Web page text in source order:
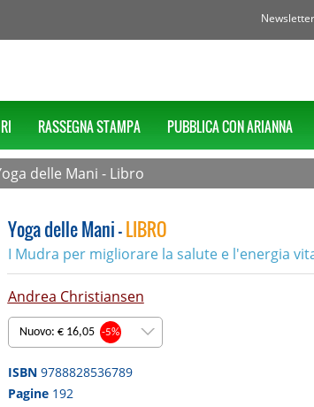
RASSEGNA STAMPA PUBBLICA CON ARIANNA
delle Mani - Libro
Yoga delle Mani -LIBRO
I Mudra per migliorare la salute e l'energia
Andrea Christiansen
Nuovo: € 16,05-5%
ISBN 9788828536789
Pagine 192